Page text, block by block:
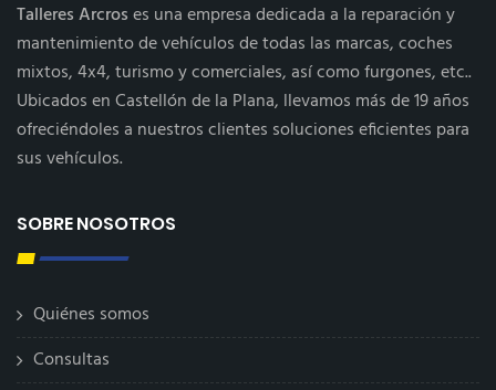
Talleres Arcroses una empresa dedicada a la reparación y
mantenimiento de vehículos de todas las marcas, coches
mixtos, 4x4, turismo y comerciales, así como furgones, etc..
Ubicados en Castellón de la Plana, llevamos más de 19 años
ofreciéndoles a nuestros clientes soluciones eficientes para
sus vehículos.
SOBRE NOSOTROS
Quiénes somos
Consultas